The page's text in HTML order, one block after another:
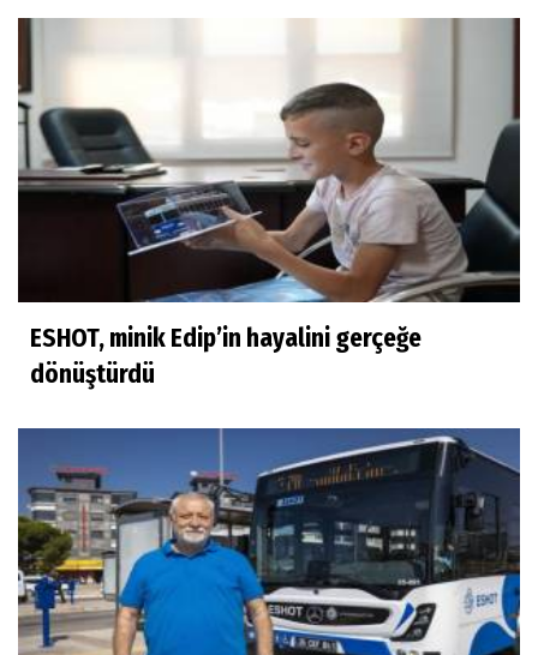
ESHOT, minik Edip’in hayalini gerçeğe
dönüştürdü